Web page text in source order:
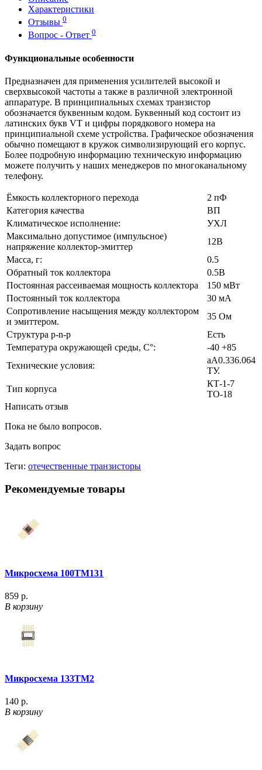
Характеристики
Отзывы 0
Вопрос - Ответ 0
Функциональные особенности
Предназначен для применения усилителей высокой и
сверхвысокой частоты а также в различной электронной
аппаратуре. В принципиальных схемах транзистор
обозначается буквенным кодом. Буквенный код состоит из
латинских букв VT и цифры порядкового номера на
принципиальной схеме устройства. Графическое обозначения
обычно помещают в кружок символизирующий его корпус.
Более подробную информацию техническую информацию
можете получить у наших менеджеров по многоканальному
телефону.
Ёмкость коллекторного перехода
2 пФ
Категория качества
ВП
Климатическое исполнение:
УХЛ
Максимально допустимое (импульсное)
напряжение коллектор-эмиттер
12В
Масса, г:
0.5
Обратный ток коллектора
0.5В
Постоянная рассеиваемая мощность коллектора
150 мВт
Постоянный ток коллектора
30 мА
Сопротивление насыщения между коллектором
и эмиттером.
35 Ом
Структура p-n-p
Есть
Температура окружающей среды, С°:
-40 +85
Технические условия:
аА0.336.064
ТУ.
Тип корпуса
КТ-1-7
ТО-18
Написать отзыв
Пока не было вопросов.
Задать вопрос
Теги: отечественные транзисторы
Рекомендуемые товары
Микросхема 100ТМ131
859 р.
В корзину
Микросхема 133ТМ2
140 р.
В корзину